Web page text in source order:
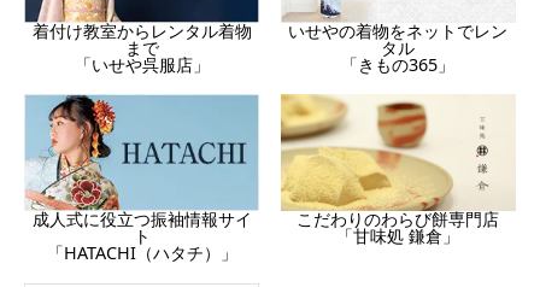
着付け教室からレンタル着物
まで
「いせや呉服店」
いせやの着物をネットでレン
タル
「きもの365」
成人式に役立つ振袖情報サイ
ト
「HATACHI（ハタチ）」
こだわりのわらび餅専門店
「甘味処 鎌倉」